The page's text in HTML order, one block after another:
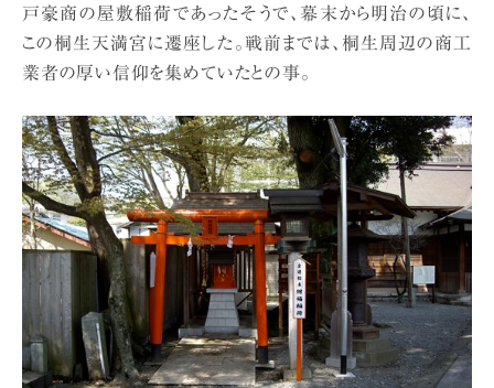
戸豪商の屋敷稲荷であったそうで、幕末から明治の頃に、
この桐生天満宮に遷座した。戦前までは、桐生周辺の商工
業者の厚い信仰を集めていたとの事。